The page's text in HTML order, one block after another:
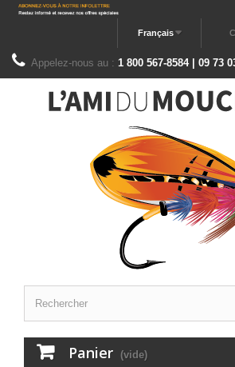
Français
Appelez-nous au : 1 800 567-8584 | 09 73
Panier (vide)